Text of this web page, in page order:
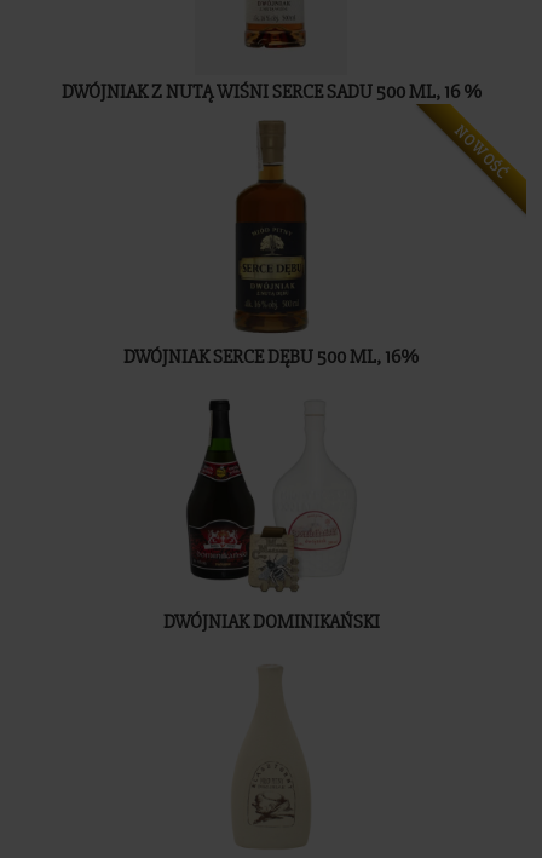
DWÓJNIAK Z NUTĄ WIŚNI SERCE SADU 500 ML, 16 %
NOWOŚĆ
DWÓJNIAK SERCE DĘBU 500 ML, 16%
DWÓJNIAK DOMINIKAŃSKI